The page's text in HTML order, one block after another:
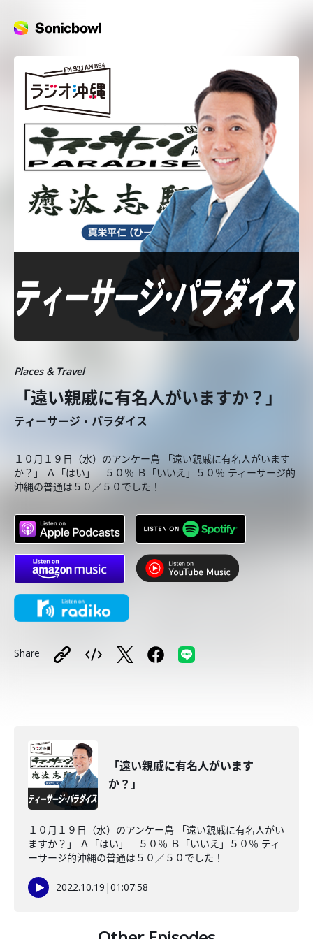
Places & Travel
「遠い親戚に有名人がいますか？」
ティーサージ・パラダイス
１０月１９日（水）のアンケー島 「遠い親戚に有名人がいます
か？」 Ａ「はい」 ５０％ Ｂ「いいえ」５０％ ティーサージ的
沖縄の普通は５０／５０でした！
Share
「遠い親戚に有名人がいます
か？」
１０月１９日（水）のアンケー島 「遠い親戚に有名人がい
ますか？」 Ａ「はい」 ５０％ Ｂ「いいえ」５０％ ティ
ーサージ的沖縄の普通は５０／５０でした！
2022.10.19 |01:07:58